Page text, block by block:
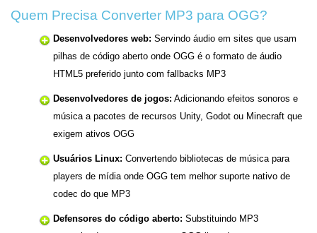
Quem Precisa Converter MP3 para OGG?
Desenvolvedores web: Servindo áudio em sites que usam
pilhas de código aberto onde OGG é o formato de áudio
HTML5 preferido junto com fallbacks MP3
Desenvolvedores de jogos: Adicionando efeitos sonoros e
música a pacotes de recursos Unity, Godot ou Minecraft que
exigem ativos OGG
Usuários Linux: Convertendo bibliotecas de música para
players de mídia onde OGG tem melhor suporte nativo de
codec do que MP3
Defensores do código aberto: Substituindo MP3